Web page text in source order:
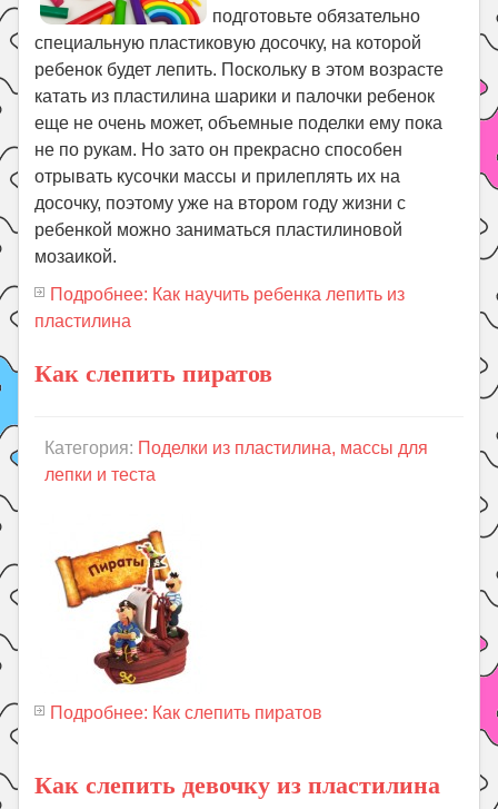
подготовьте обязательно
специальную пластиковую досочку, на которой
ребенок будет лепить. Поскольку в этом возрасте
катать из пластилина шарики и палочки ребенок
еще не очень может, объемные поделки ему пока
не по рукам. Но зато он прекрасно способен
отрывать кусочки массы и прилеплять их на
досочку, поэтому уже на втором году жизни с
ребенкой можно заниматься пластилиновой
мозаикой.
Подробнее: Как научить ребенка лепить из
пластилина
Как слепить пиратов
Категория: Поделки из пластилина, массы для
лепки и теста
Подробнее: Как слепить пиратов
Как слепить девочку из пластилина